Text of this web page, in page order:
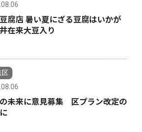
腐店 暑い夏にざる豆腐はいかが
在来大豆入り
区
未来に意見募集 区プラン改定の